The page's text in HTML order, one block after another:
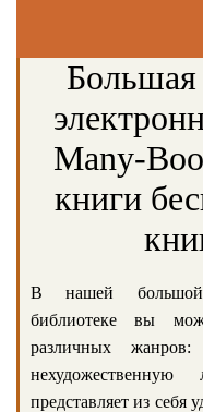
Большая
Many-
книги
В нашей большой
библиотеке вы
различных
представляет из себя